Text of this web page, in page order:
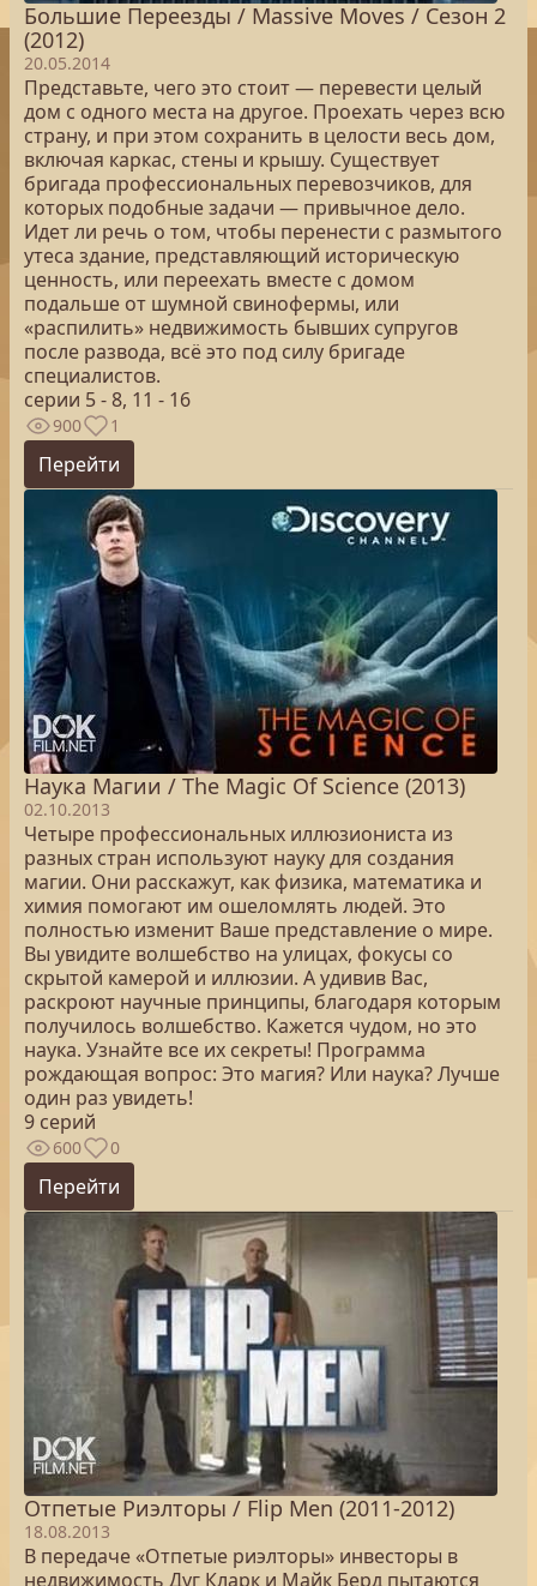
Большие Переезды / Massive Moves / Сезон 2
(2012)
20.05.2014
Представьте, чего это стоит — перевести целый
дом с одного места на другое. Проехать через всю
страну, и при этом сохранить в целости весь дом,
включая каркас, стены и крышу. Существует
бригада профессиональных перевозчиков, для
которых подобные задачи — привычное дело.
Идет ли речь о том, чтобы перенести с размытого
утеса здание, представляющий историческую
ценность, или переехать вместе с домом
подальше от шумной свинофермы, или
«распилить» недвижимость бывших супругов
после развода, всё это под силу бригаде
специалистов.
серии 5 - 8, 11 - 16
900 1
Перейти
Наука Магии / The Magic Of Science (2013)
02.10.2013
Четыре профессиональных иллюзиониста из
разных стран используют науку для создания
магии. Они расскажут, как физика, математика и
химия помогают им ошеломлять людей. Это
полностью изменит Ваше представление о мире.
Вы увидите волшебство на улицах, фокусы со
скрытой камерой и иллюзии. А удивив Вас,
раскроют научные принципы, благодаря которым
получилось волшебство. Кажется чудом, но это
наука. Узнайте все их секреты! Программа
рождающая вопрос: Это магия? Или наука? Лучше
один раз увидеть!
9 серий
600 0
Перейти
Отпетые Риэлторы / Flip Men (2011-2012)
18.08.2013
В передаче «Отпетые риэлторы» инвесторы в
недвижимость Дуг Кларк и Майк Берд пытаются